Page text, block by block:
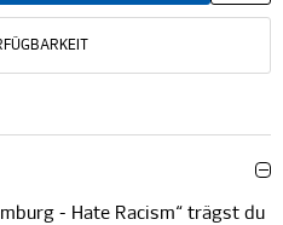
- Hate Racism“ trägst du